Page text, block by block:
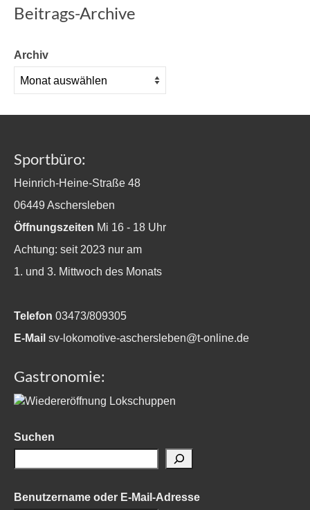
Beitrags-Archive
Archiv
Sportbüro:
Heinrich-Heine-Straße 48
06449 Aschersleben
Öffnungszeiten Mi 16 - 18 Uhr
Achtung: seit 2023 nur am
1. und 3. Mittwoch des Monats
Telefon 03473/809305
E-Mail sv-lokomotive-aschersleben@t-online.de
Gastronomie:
Suchen
Benutzername oder E-Mail-Adresse